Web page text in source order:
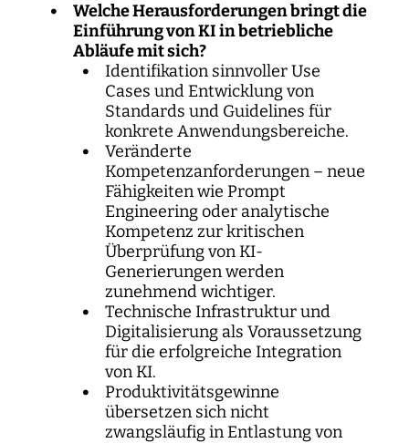
Welche Herausforderungen bringt die
Einführung von KI in betriebliche
Abläufe mit sich?
Identifikation sinnvoller Use
Cases und Entwicklung von
Standards und Guidelines für
konkrete Anwendungsbereiche.
Veränderte
Kompetenzanforderungen – neue
Fähigkeiten wie Prompt
Engineering oder analytische
Kompetenz zur kritischen
Überprüfung von KI-
Generierungen werden
zunehmend wichtiger.
Technische Infrastruktur und
Digitalisierung als Voraussetzung
für die erfolgreiche Integration
von KI.
Produktivitätsgewinne
übersetzen sich nicht
zwangsläufig in Entlastung von